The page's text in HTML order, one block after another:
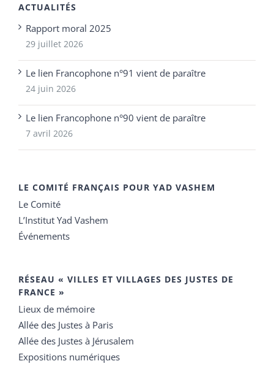
ACTUALITÉS
Rapport moral 2025
29 juillet 2026
Le lien Francophone n°91 vient de paraître
24 juin 2026
Le lien Francophone n°90 vient de paraître
7 avril 2026
LE COMITÉ FRANÇAIS POUR YAD VASHEM
Le Comité
L’Institut Yad Vashem
Événements
RÉSEAU « VILLES ET VILLAGES DES JUSTES DE
FRANCE »
Lieux de mémoire
Allée des Justes à Paris
Allée des Justes à Jérusalem
Expositions numériques